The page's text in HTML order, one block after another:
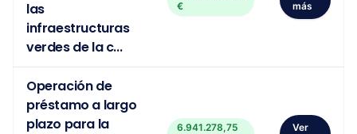
las
infraestructuras
verdes de la c...
€
más
Operación de
préstamo a largo
plazo para la
6.941.278,75 Ver